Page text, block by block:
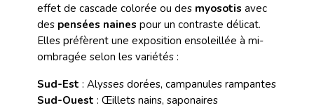
effet de cascade colorée ou des myosotis avec
des pensées naines pour un contraste délicat.
Elles préfèrent une exposition ensoleillée à mi-
ombragée selon les variétés :
Sud-Est : Alysses dorées, campanules rampantes
Sud-Ouest : Œillets nains, saponaires